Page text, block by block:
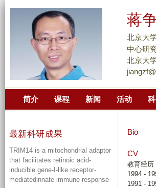
蒋
北京大
中心研
北京大
简介 课程 新闻 活动
Bio
CV
教育经历
1994 -
1991 -
最新科研成果
TRIM14 is a mitochondrial adaptor
that facilitates retinoic acid-
inducible gene-I-like receptor-
mediatedinnate immune response